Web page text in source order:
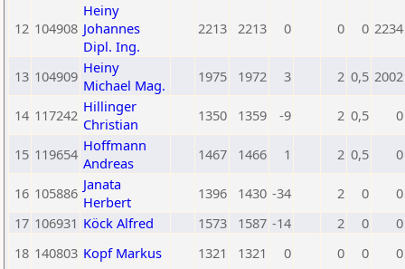
12 104908
Heiny
Johannes
Dipl. Ing.
2213 2213 0 0 0 2234
13 104909 Heiny
Michael Mag.
1975 1972 3 2 0,5 2002
14 117242 Hillinger
Christian
1350 1359 -9 2 0,5 0
15 119654 Hoffmann
Andreas
1467 1466 1 2 0,5 0
16 105886 Janata
Herbert
1396 1430 -34 2 0
0
17 106931 Köck Alfred 1573 1587 -14 2 0
0
18 140803 Kopf Markus 1321 1321 0 0 0 0